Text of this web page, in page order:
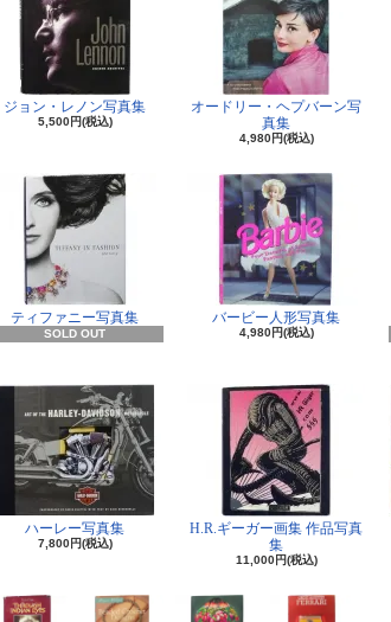
ジョン・レノン写真集
5,500円(税込)
オードリー・ヘプバーン写
真集
4,980円(税込)
ティファニー写真集
SOLD OUT
バービー人形写真集
4,980円(税込)
ハーレー写真集
7,800円(税込)
H.R.ギーガー画集 作品写真
集
11,000円(税込)